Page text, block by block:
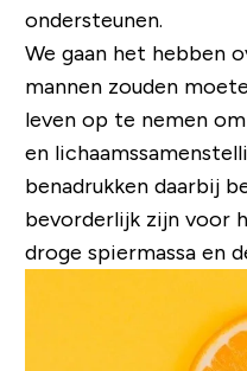
ondersteunen.
We gaan het hebben
mannen zouden
leven op te nemen
en
benadrukken daarbij
bevorderlijk zijn voor
droge spiermassa en